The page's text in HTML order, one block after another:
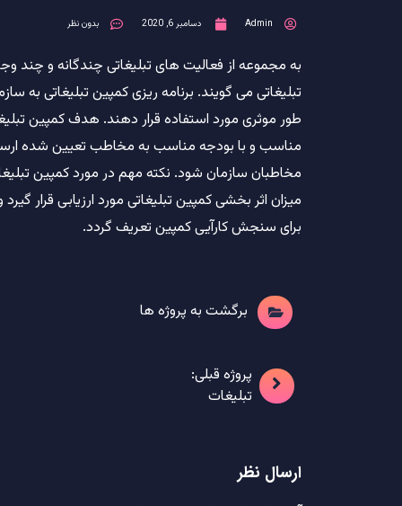
Admin دسامبر 6, 2020 بدون نظر
به مجموعه از فعالیت های تبلیغاتی چندگانه و چند
تبلیغاتی می گویند. برنامه ریزی کمپین تبلیغاتی به
طور موثری مورد استفاده قرار دهند. هدف کمپین
مناسب و با بودجه مناسب به مخاطب تعیین شده
مخاطبان سازمان شود. نکته مهم در مورد کمپین
میزان اثر بخشی کمپین تبلیغاتی مورد ارزیابی قرار
برای سنجش کارآیی کمپین تعریف گردد.
برگشت به پروژه ها
پروژه قبلی:
تبلیغات
ارسال نظر